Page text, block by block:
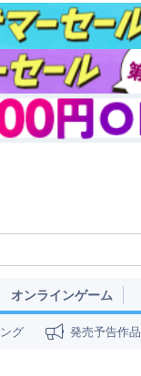
オンラインゲーム
グ 発売予告作品